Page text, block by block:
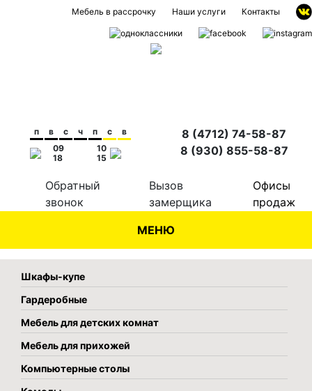
Мебель в рассрочку Наши услуги Контакты
п в с ч п с
в
09
18
10
15
8 (4712) 74-58-87
8 (930) 855-58-87
Обратный
звонок
Вызов
замерщика
Офисы
продаж
МЕНЮ
Шкафы-купе
Гардеробные
Мебель для детских комнат
Мебель для прихожей
Компьютерные столы